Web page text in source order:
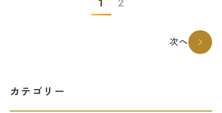
1 2
次へ
カテゴリー